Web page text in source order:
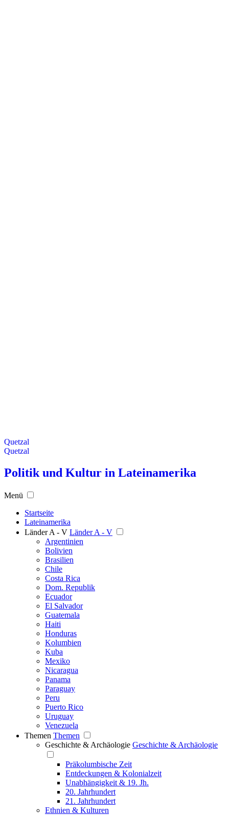
Quetzal
Quetzal
Politik und Kultur in Lateinamerika
Menü
Startseite
Lateinamerika
Länder A - V Länder A - V
Argentinien
Bolivien
Brasilien
Chile
Costa Rica
Dom. Republik
Ecuador
El Salvador
Guatemala
Haiti
Honduras
Kolumbien
Kuba
Mexiko
Nicaragua
Panama
Paraguay
Peru
Puerto Rico
Uruguay
Venezuela
Themen Themen
Geschichte & Archäologie Geschichte & Archäologie
Präkolumbische Zeit
Entdeckungen & Kolonialzeit
Unabhängigkeit & 19. Jh.
20. Jahrhundert
21. Jahrhundert
Ethnien & Kulturen